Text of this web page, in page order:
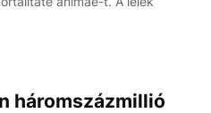
háromszázmillió